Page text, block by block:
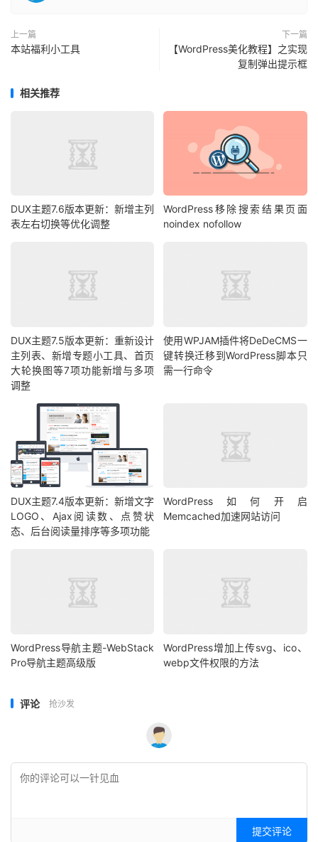
上一篇
本站福利小工具
下一篇
【WordPress美化教程】之实现
复制弹出提示框
相关推荐
DUX主题7.6版本更新：新增主列
表左右切换等优化调整
WordPress移除搜索结果页面
noindex nofollow
DUX主题7.5版本更新：重新设计
主列表、新增专题小工具、首页
大轮换图等7项功能新增与多项
调整
使用WPJAM插件将DeDeCMS一
键转换迁移到WordPress脚本只
需一行命令
DUX主题7.4版本更新：新增文字
LOGO、Ajax阅读数、点赞状
态、后台阅读量排序等多项功能
WordPress如何开启
Memcached加速网站访问
WordPress导航主题-WebStack
Pro导航主题高级版
WordPress增加上传svg、ico、
webp文件权限的方法
评论 抢沙发
提交评论